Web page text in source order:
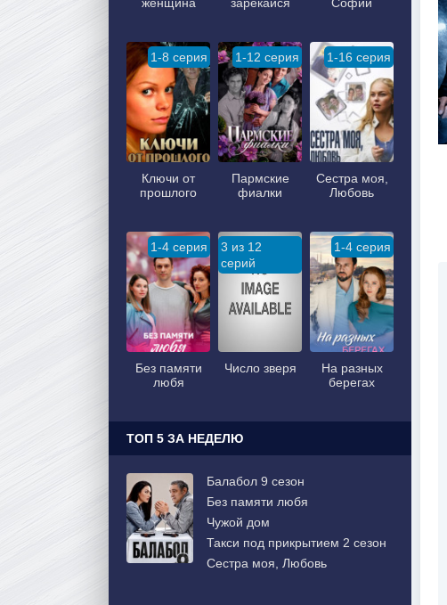
1-8 серия
Ключи от
прошлого
1-12 серия
Пармские
фиалки
1-16 серия
Сестра моя,
Любовь
1-4 серия
Без памяти
любя
3 из 12
серий
Число зверя
1-4 серия
На разных
берегах
ТОП 5 ЗА НЕДЕЛЮ
Балабол 9 сезон
Без памяти любя
Чужой дом
Такси под прикрытием 2 сезон
Сестра моя, Любовь